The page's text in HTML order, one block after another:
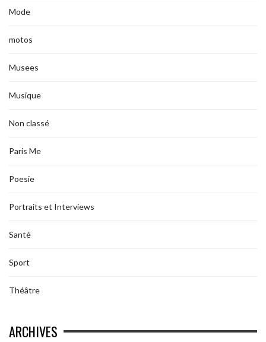
Mode
motos
Musees
Musique
Non classé
Paris Me
Poesie
Portraits et Interviews
Santé
Sport
Théâtre
ARCHIVES